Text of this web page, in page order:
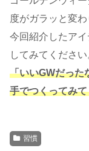
度がガラッと変わ
今回紹介したア
してみてください
「いいGWだった
手でつくってみ
習慣